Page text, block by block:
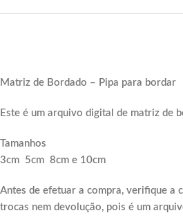
Matriz de Bordado – Pipa para bordar
Este é um arquivo digital de matriz de
Tamanhos
3cm 5cm 8cm e 10cm
Antes de efetuar a compra, verifique a
trocas nem devolução, pois é um